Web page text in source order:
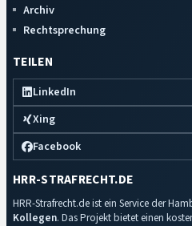
Archiv
Rechtsprechung
TEILEN
LinkedIn
Xing
Facebook
HRR-STRAFRECHT.DE
HRR-Strafrecht.de ist ein Service der
Kollegen. Das Projekt bietet einen